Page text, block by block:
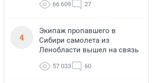
66 609 27
4
Экипаж пропавшего в
Сибири самолета из
Ленобласти вышел на связь
57 033 60